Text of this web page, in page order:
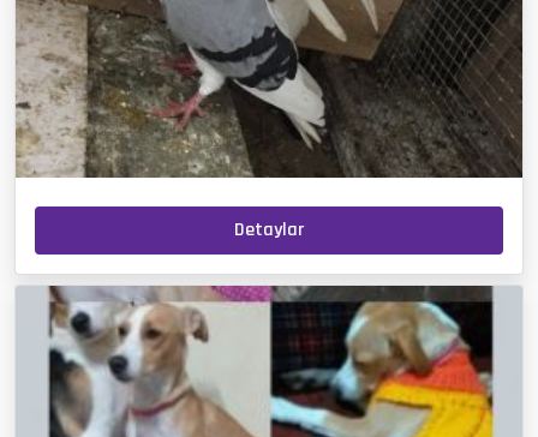
Detaylar